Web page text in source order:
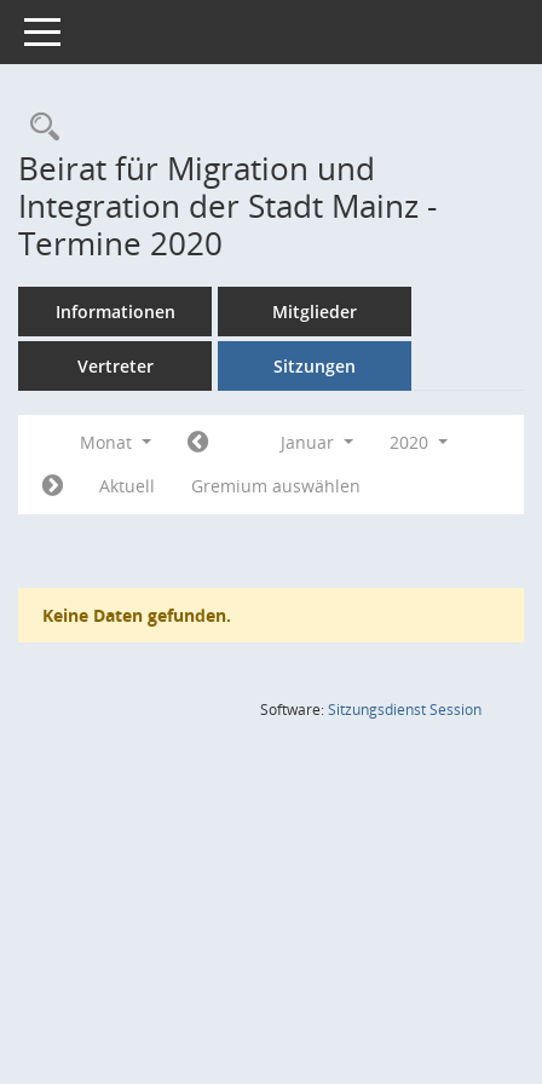
Toggle navigation
Rechercheauswahl
Beirat für Migration und
Integration der Stadt Mainz -
Termine 2020
Informationen Mitglieder
Vertreter Sitzungen
Monat Januar
2020
Aktuell
Gremium auswählen
Keine Daten gefunden.
Software:SitzungsdienstSession(Wird in